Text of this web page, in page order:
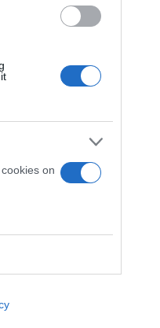
on
εκλέγεται
παρεκκλήσιο